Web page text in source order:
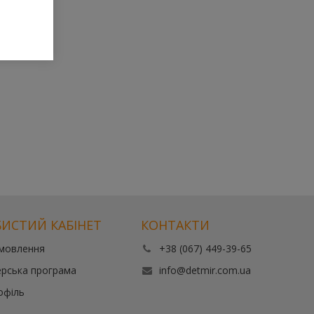
КАБІНЕТ
програма
КОНТАКТИ
+38 (067) 449-39-65
info@detmir.com.ua